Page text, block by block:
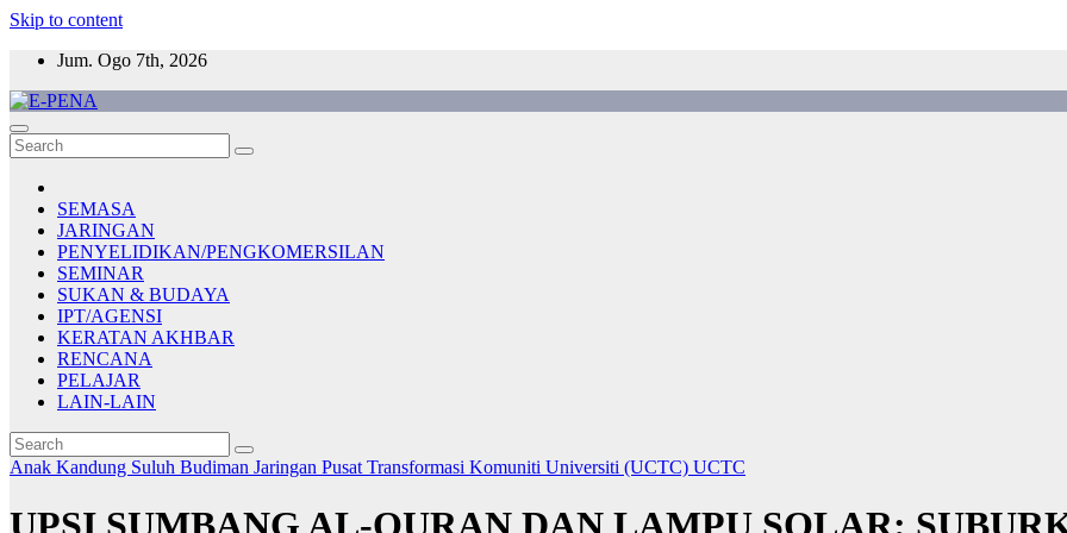
Skip to content
Jum. Ogo 7th, 2026
E-PENA
Berita Digital Terkini
SEMASA
JARINGAN
PENYELIDIKAN/PENGKOMERSILAN
SEMINAR
SUKAN & BUDAYA
IPT/AGENSI
KERATAN AKHBAR
RENCANA
PELAJAR
LAIN-LAIN
Anak Kandung Suluh Budiman Jaringan Pusat Transformasi Komuniti Universiti (UCTC) UCTC